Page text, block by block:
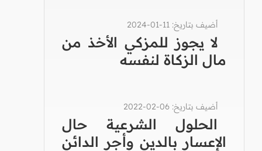
أضيف بتاريخ: 11-01-2024
لا يجوز للمزكي الأخذ من
مال الزكاة لنفسه
أضيف بتاريخ: 06-02-2022
الحلول الشرعية حال
الإعسار بالدين وأجر الدائن